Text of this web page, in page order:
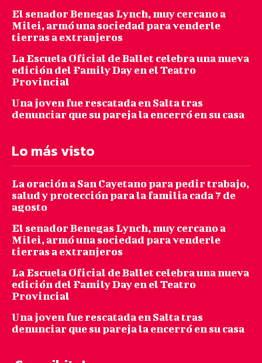
El senador Benegas Lynch, muy cercano a
Milei, armó una sociedad para venderle
tierras a extranjeros
La Escuela Oficial de Ballet celebra una nueva
edición del Family Day en el Teatro
Provincial
Una joven fue rescatada en Salta tras
denunciar que su pareja la encerró en su casa
Lo más visto
La oración a San Cayetano para pedir trabajo,
salud y protección para la familia cada 7 de
agosto
El senador Benegas Lynch, muy cercano a
Milei, armó una sociedad para venderle
tierras a extranjeros
La Escuela Oficial de Ballet celebra una nueva
edición del Family Day en el Teatro
Provincial
Una joven fue rescatada en Salta tras
denunciar que su pareja la encerró en su casa